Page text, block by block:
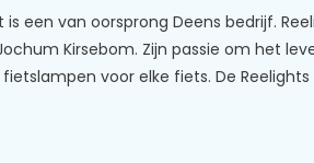
is een van oorsprong Deens bedrijf.
Kirsebom. Zijn passie om het
voor elke fiets. De Reelights